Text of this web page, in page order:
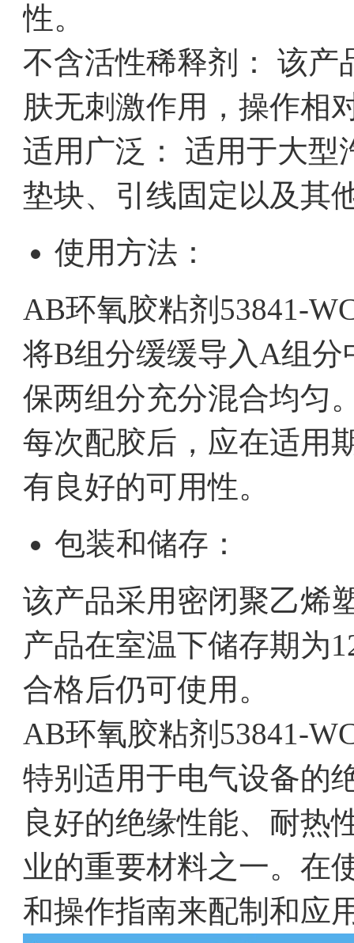
性。
不含活性稀释剂： 该产
肤无刺激作用，操作相
适用广泛： 适用于大型
垫块、引线固定以及其
使用方法：
AB环氧胶粘剂53841-
将B组分缓缓导入A组
保两组分充分混合均匀
每次配胶后，应在适用
有良好的可用性。
包装和储存：
该产品采用密闭聚乙烯
产品在室温下储存期为
合格后仍可使用。
AB环氧胶粘剂53841-
特别适用于电气设备的
良好的绝缘性能、耐热
业的重要材料之一。在
和操作指南来配制和应